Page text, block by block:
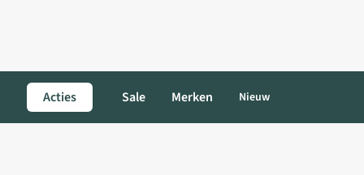
Acties Sale Merken Nieuw